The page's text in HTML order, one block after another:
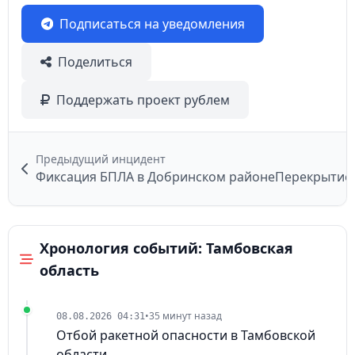
Подписаться на уведомления
Поделиться
Поддержать проект рублем
Предыдущий инцидент
Фиксация БПЛА в Добринском районе
Хронология событий: Тамбовская
область
08.08.2026 04:31•35 минут назад
Отбой ракетной опасности в Тамбовской